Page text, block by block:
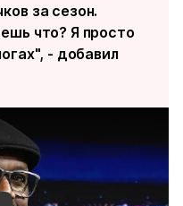
за сезон.
что? Я просто
- добавил